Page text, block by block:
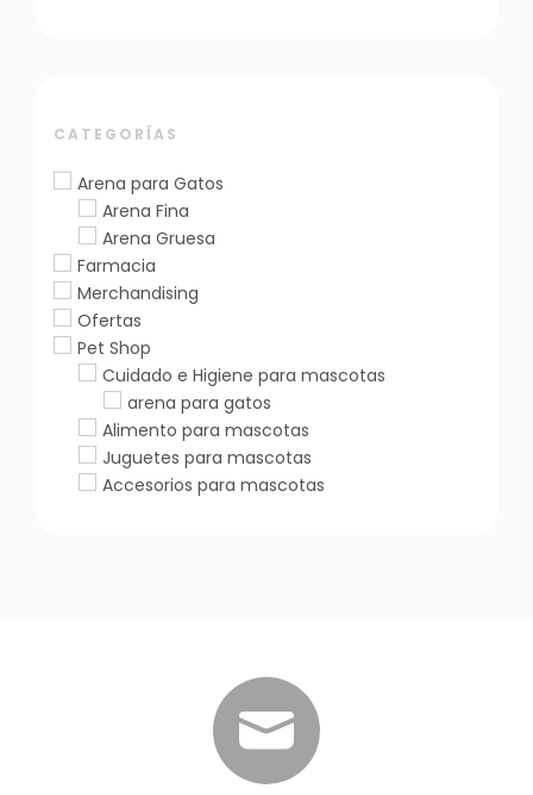
CATEGORÍAS
Arena para Gatos
Arena Fina
Arena Gruesa
Farmacia
Merchandising
Ofertas
Pet Shop
Cuidado e Higiene para mascotas
arena para gatos
Alimento para mascotas
Juguetes para mascotas
Accesorios para mascotas